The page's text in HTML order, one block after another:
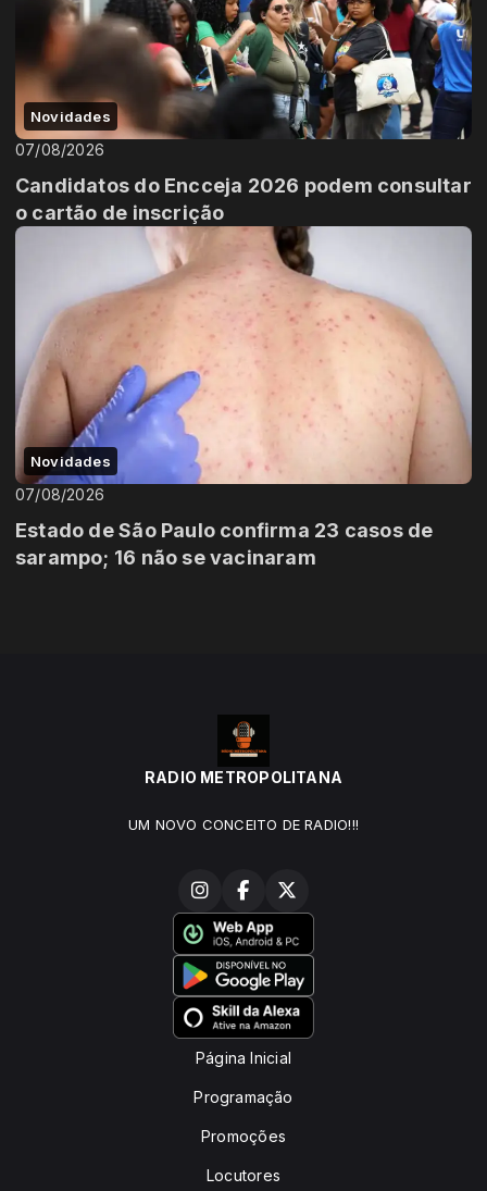
Novidades
07/08/2026
Candidatos do Encceja 2026 podem consultar
o cartão de inscrição
Novidades
07/08/2026
Estado de São Paulo confirma 23 casos de
sarampo; 16 não se vacinaram
RADIO METROPOLITANA
UM NOVO CONCEITO DE RADIO!!!
Página Inicial
Programação
Promoções
Locutores